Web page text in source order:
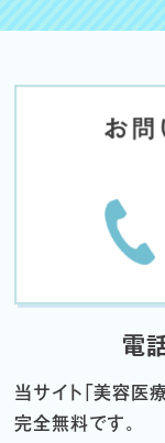
電
当サイト「美容医
完全無料です。